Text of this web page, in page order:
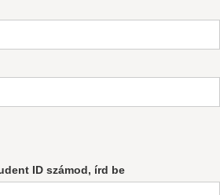
ID számod, írd be